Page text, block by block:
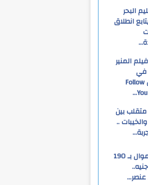
البحر
انطلاق
المنير
في
مهرجان Follow
بين
..
غسل أموال بـ 190